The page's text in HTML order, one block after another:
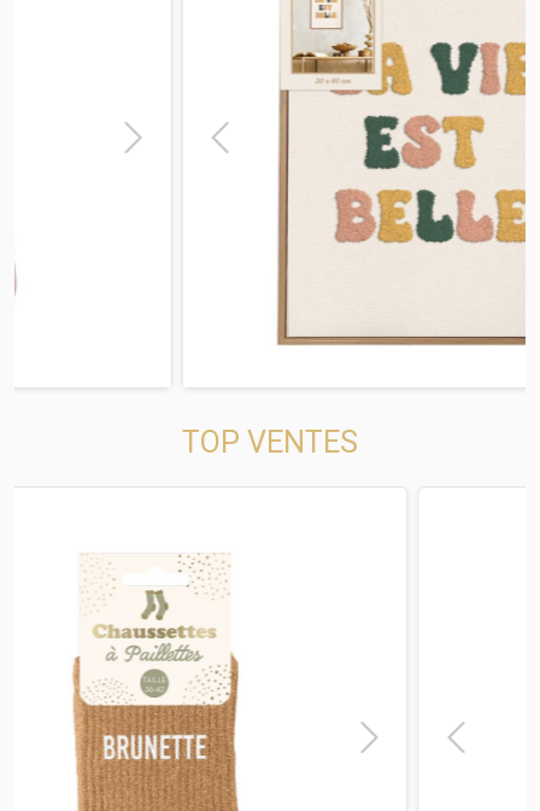
Previous
TOP VENTES
Previous